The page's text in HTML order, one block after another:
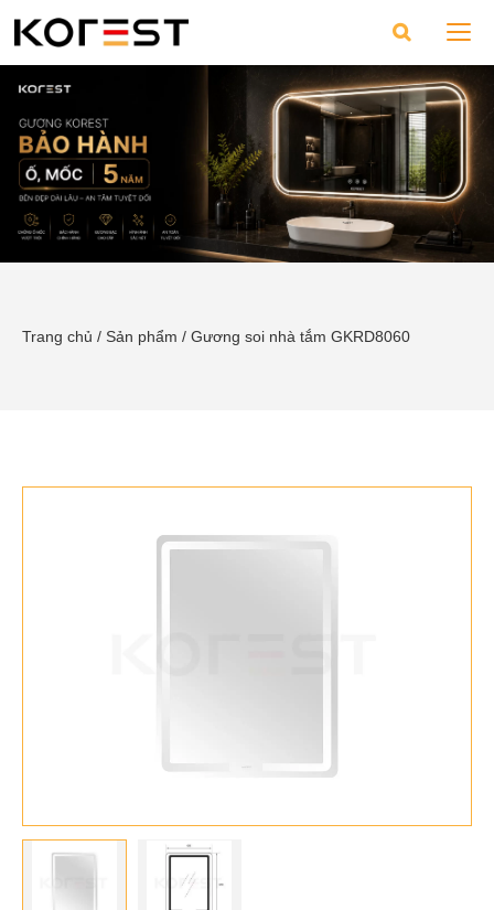
Trang chủ / Sản phẩm / Gương soi nhà tắm GKRD8060